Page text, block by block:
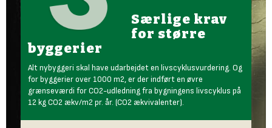
Særlige krav
for større
byggerier
Alt nybyggeri skal have udarbejdet en livscyklusvurdering. Og
for byggerier over 1000 m2, er der indført en øvre
grænseværdi for CO2-udledning fra bygningens livscyklus på
12 kg CO2 ækv/m2 pr. år. (CO2 ækvivalenter).